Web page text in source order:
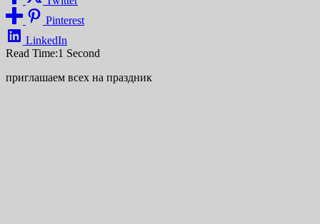
Pinterest
LinkedIn
Read Time:1 Second
приглашаем всех на праздник